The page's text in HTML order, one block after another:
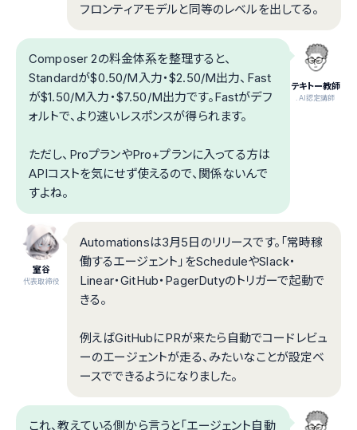
フロンティアモデルと同等のレベルを出してる。
テキトー教師
.AI認定講師
Composer 2の料金体系を整理すると、
Standardが$0.50/M入力・$2.50/M出力、Fast
が$1.50/M入力・$7.50/M出力です。Fastがデフ
ォルトで、より速いレスポンスが得られます。
ただし、ProプランやPro+プランに入ってる方は
APIコストを気にせず使えるので、関係ないんで
すよね。
室谷
代表取締役
Automationsは3月5日のリリースです。「常時稼
働するエージェント」をScheduleやSlack・
Linear・GitHub・PagerDutyのトリガーで起動で
きる。
例えばGitHubにPRが来たら自動でコードレビュ
ーのエージェントが走る、みたいなことが設定ベ
ースでできるようになりました。
これ、教えている側から言うと「エージェント自動